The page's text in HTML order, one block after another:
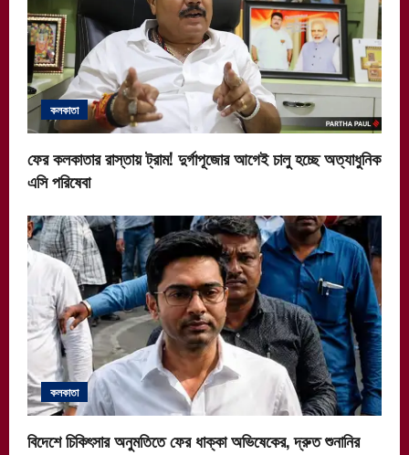
g
a
t
i
o
n
কলকাতা
ফের কলকাতার রাস্তায় ট্রাম! দুর্গাপূজোর আগেই চালু হচ্ছে অত্যাধুনিক
এসি পরিষেবা
কলকাতা
বিদেশে চিকিৎসার অনুমতিতে ফের ধাক্কা অভিষেকের, দ্রুত শুনানির